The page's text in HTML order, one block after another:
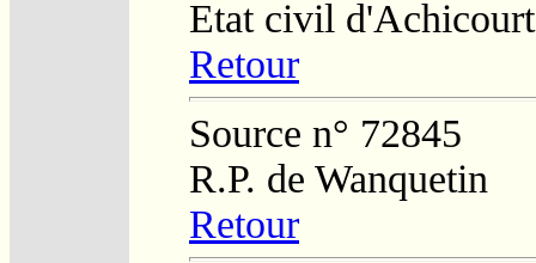
Etat civil d'Achicourt
Retour
Source n° 72845
R.P. de Wanquetin
Retour